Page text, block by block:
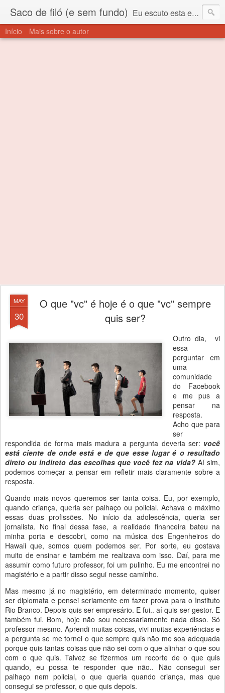
Saco de filó (e sem fundo) Eu escuto esta expressão "saco de filó" desde criança. Para quem não sabe, filó é um tecido todo furadinho e permite que um saco feito com ele, mesmo que muito exposto ao ar soprado para dentro, nunca vai se encher. Aí está o propósito deste nome... Para viver em sociedade tem que ter saco de filó.
Início Mais sobre o autor
MAY
30
O que "vc" é hoje é o que "vc" sempre
quis ser?
Outro dia, vi
essa
perguntar em
uma
comunidade
do Facebook
e me pus a
pensar na
resposta.
Acho que para
ser
respondida de forma mais madura a pergunta deveria ser: você
está ciente de onde está e de que esse lugar é o resultado
direto ou indireto das escolhas que você fez na vida?Aí sim,
podemos começar a pensar em refletir mais claramente sobre a
resposta.
Quando mais novos queremos ser tanta coisa. Eu, por exemplo,
quando criança, queria ser palhaço ou policial. Achava o máximo
essas duas profissões. No início da adolescência, queria ser
jornalista. No final dessa fase, a realidade financeira bateu na
minha porta e descobri, como na música dos Engenheiros do
Hawaii que, somos quem podemos ser. Por sorte, eu gostava
muito de ensinar e também me realizava com isso. Daí, para me
assumir como futuro professor, foi um pulinho. Eu me encontrei no
magistério e a partir disso segui nesse caminho.
Mas mesmo já no magistério, em determinado momento, quiser
ser diplomata e pensei seriamente em fazer prova para o Instituto
Rio Branco. Depois quis ser empresário. E fui.. aí quis ser gestor. E
também fui. Bom, hoje não sou necessariamente nada disso. Só
professor mesmo. Aprendi muitas coisas, vivi muitas experiências e
a pergunta se me tornei o que sempre quis não me soa adequada
porque quis tantas coisas que não sei com o que alinhar o que sou
com o que quis. Talvez se fizermos um recorte de o que quis
quando, eu possa te responder que não.. Não consegui ser
palhaço nem policial, o que queria quando criança, mas que
consegui se professor, o que quis depois.